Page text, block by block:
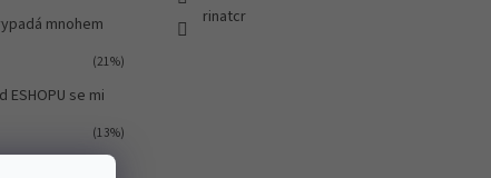
mnohem
(21%)
ESHOPU se mi
(13%)
rinatcr